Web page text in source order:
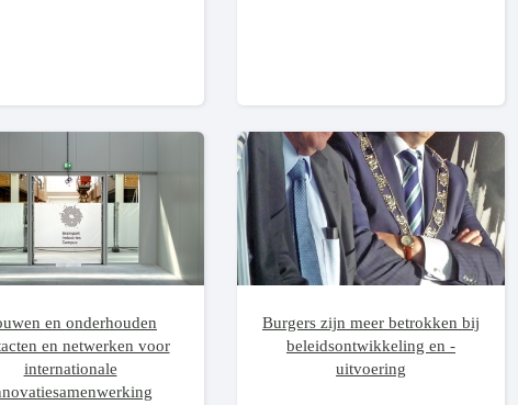
en onderhouden
en netwerken voor
internationale
Burgers zijn meer betrokken bij
beleidsontwikkeling en -
uitvoering